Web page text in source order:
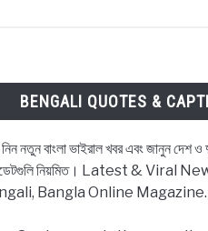
BENGALI QUOTES &
নতুন বাংলা ভাইরাল খবর এবং জানুন দেশ ও
নিয়মিত। Latest & Viral
Bangla Online Magazine.